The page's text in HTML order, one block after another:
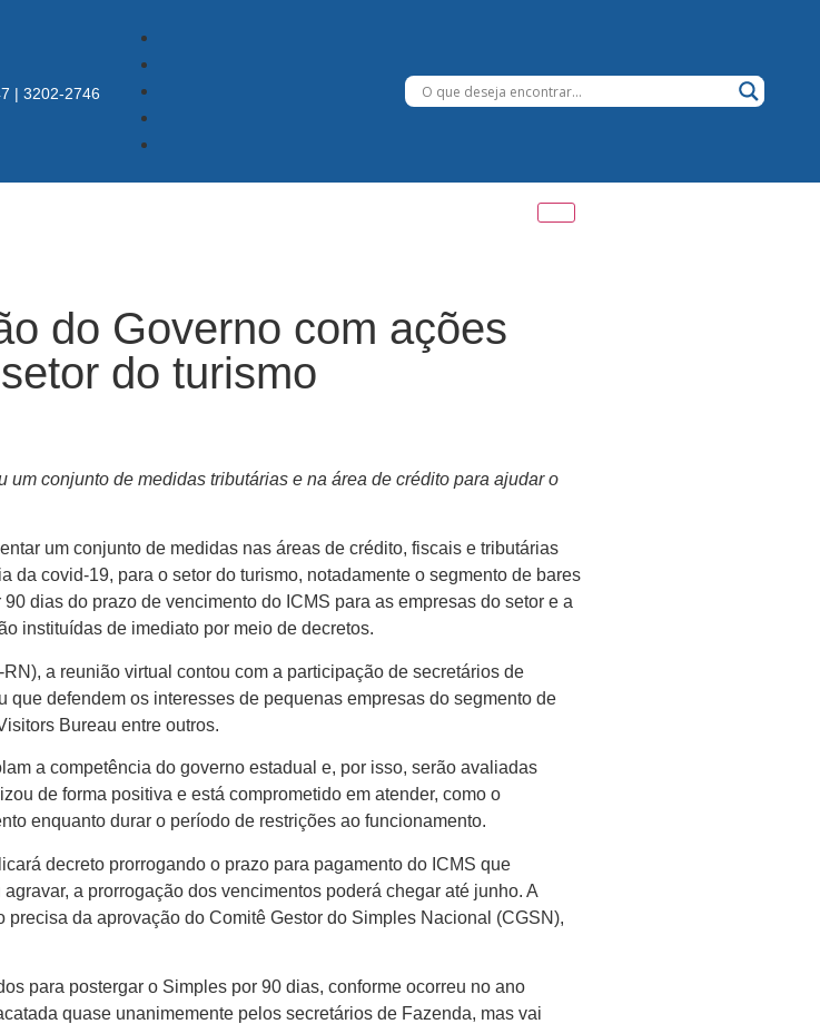
| 3202-2746
do Governo com ações
do turismo
conjunto de medidas tributárias e na área de crédito para ajudar o
um conjunto de medidas nas áreas de crédito, fiscais e tributárias
covid-19, para o setor do turismo, notadamente o segmento de bares
dias do prazo de vencimento do ICMS para as empresas do setor e a
instituídas de imediato por meio de decretos.
a reunião virtual contou com a participação de secretários de
defendem os interesses de pequenas empresas do segmento de
Bureau entre outros.
a competência do governo estadual e, por isso, serão avaliadas
de forma positiva e está comprometido em atender, como o
enquanto durar o período de restrições ao funcionamento.
decreto prorrogando o prazo para pagamento do ICMS que
a prorrogação dos vencimentos poderá chegar até junho. A
da aprovação do Comitê Gestor do Simples Nacional (CGSN),
para postergar o Simples por 90 dias, conforme ocorreu no ano
quase unanimemente pelos secretários de Fazenda, mas vai